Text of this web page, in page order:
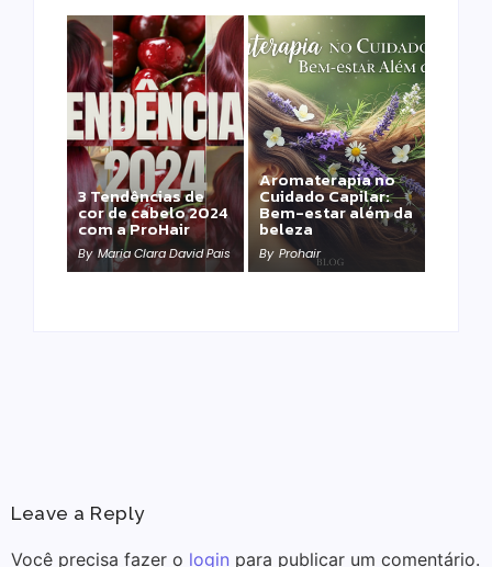
3 Tendências de
cor de cabelo 2024
com a ProHair
By Maria Clara David Pais
Aromaterapia no
Cuidado Capilar:
Bem-estar além da
beleza
By Prohair
Detox Capilar: Por
que remover
metais pesados
salva sua química?
By Prohair
Leave a Reply
Você precisa fazer o login para publicar um comentário.